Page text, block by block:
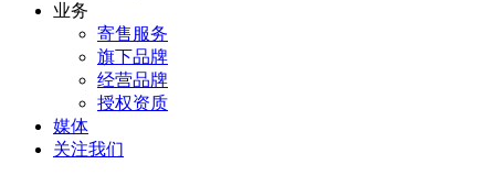
业务
寄售服务
旗下品牌
经营品牌
授权资质
媒体
关注我们